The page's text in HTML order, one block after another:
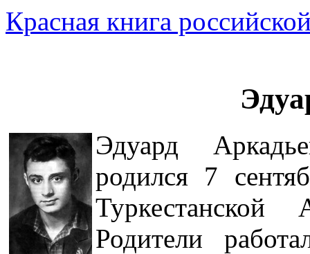
Красная книга
Эдуард
родился 7
Родители